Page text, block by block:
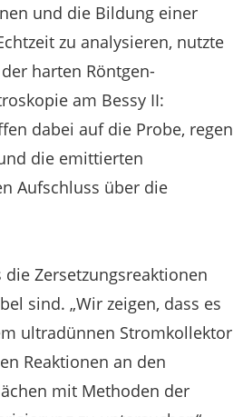
und die Bildung einer
zu analysieren, nutzte
harten Röntgen-
am Bessy II:
dabei auf die Probe, regen
die emittierten
Aufschluss über die
die Zersetzungsreaktionen
sind. „Wir zeigen, dass es
ultradünnen Stromkollektor
Reaktionen an den
mit Methoden der